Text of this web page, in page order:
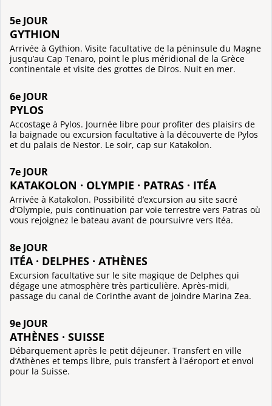
5e JOUR
GYTHION
Arrivée à Gythion. Visite facultative de la péninsule du Magne
jusqu’au Cap Tenaro, point le plus méridional de la Grèce
continentale et visite des grottes de Diros. Nuit en mer.
6e JOUR
PYLOS
Accostage à Pylos. Journée libre pour profiter des plaisirs de
la baignade ou excursion facultative à la découverte de Pylos
et du palais de Nestor. Le soir, cap sur Katakolon.
7e JOUR
KATAKOLON · OLYMPIE · PATRAS · ITÉA
Arrivée à Katakolon. Possibilité d’excursion au site sacré
d’Olympie, puis continuation par voie terrestre vers Patras où
vous rejoignez le bateau avant de poursuivre vers Itéa.
8e JOUR
ITÉA · DELPHES · ATHÈNES
Excursion facultative sur le site magique de Delphes qui
dégage une atmosphère très particulière. Après-midi,
passage du canal de Corinthe avant de joindre Marina Zea.
9e JOUR
ATHÈNES · SUISSE
Débarquement après le petit déjeuner. Transfert en ville
d’Athènes et temps libre, puis transfert à l'aéroport et envol
pour la Suisse.